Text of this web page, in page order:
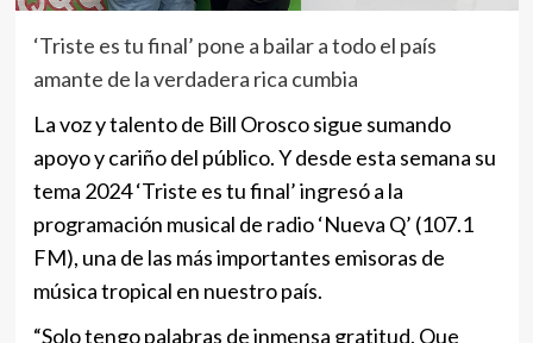
‘Triste es tu final’ pone a bailar a todo el país
amante de la verdadera rica cumbia
La voz y talento de Bill Orosco sigue sumando
apoyo y cariño del público. Y desde esta semana su
tema 2024 ‘Triste es tu final’ ingresó a la
programación musical de radio ‘Nueva Q’ (107.1
FM), una de las más importantes emisoras de
música tropical en nuestro país.
“Solo tengo palabras de inmensa gratitud. Que